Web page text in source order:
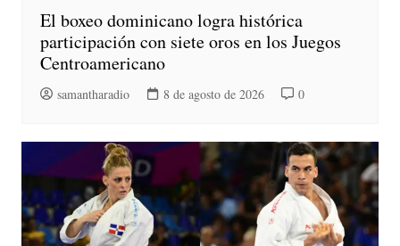
El boxeo dominicano logra histórica
participación con siete oros en los Juegos
Centroamericano
samantharadio 8 de agosto de 2026 0